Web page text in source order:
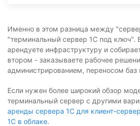
Именно в этом разница между
"терминальный сервер 1С под ключ".
арендуете инфраструктуру и
втором - заказываете рабочее
администрированием, переносом
Если нужен более широкий обзор
терминальный сервер с другими
аренды сервера 1С для клиент-
1С в облаке.